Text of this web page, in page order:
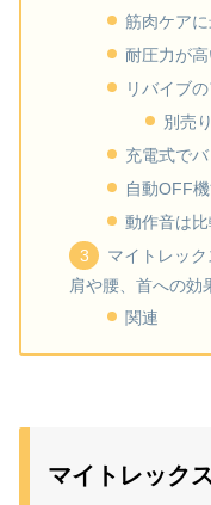
筋肉ケア
耐圧力が高
リバイブ
別売
充電式で
自動OFF
動作音は
マイトレッ
肩や腰、首への効
関連
マイトレック